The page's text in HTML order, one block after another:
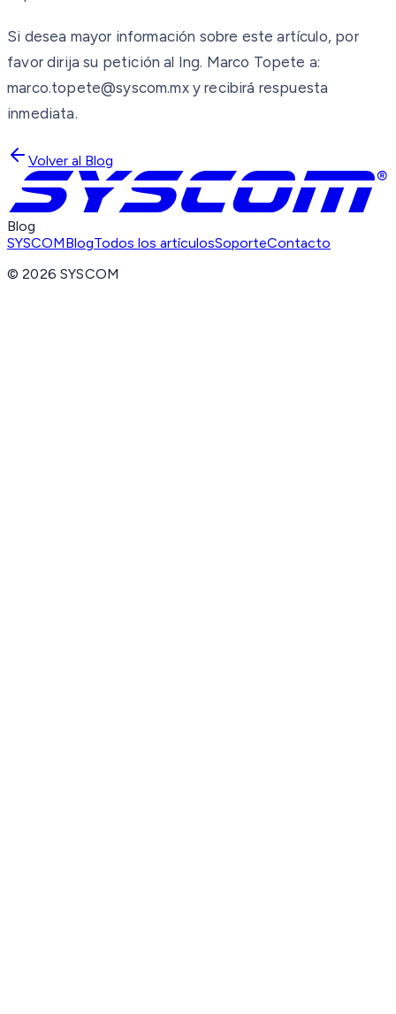
Si desea mayor información sobre este artículo, por
favor dirija su petición al Ing. Marco Topete a:
marco.topete@syscom.mx y recibirá respuesta
inmediata.
Volver al Blog
Blog
SYSCOMBlogTodos los artículosSoporteContacto
©2026 SYSCOM